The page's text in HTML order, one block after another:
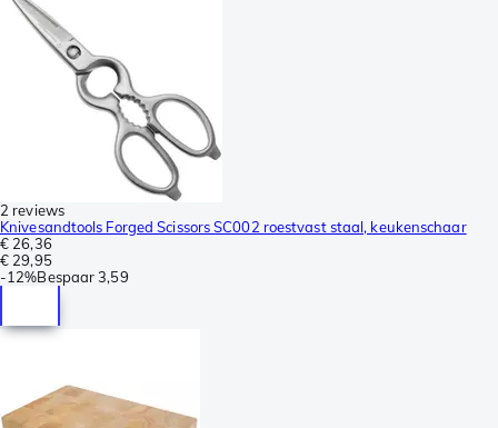
2 reviews
Knivesandtools Forged Scissors SC002 roestvast staal, keukenschaar
€ 26,36
€ 29,95
-12%Bespaar 3,59